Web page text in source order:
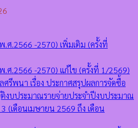
.2566 -2570) เพิ่มเติม (ครั้งที่
.2566 -2570) แก้ไข (ครั้งที่ 1/2569)
รีพนา เรื่อง ประกาศสรุปผลการจัดซื้อ
งบประมาณรายจ่ายประจำปีงบประมาณ
(เดือนเมษายน 2569 ถึง เดือน